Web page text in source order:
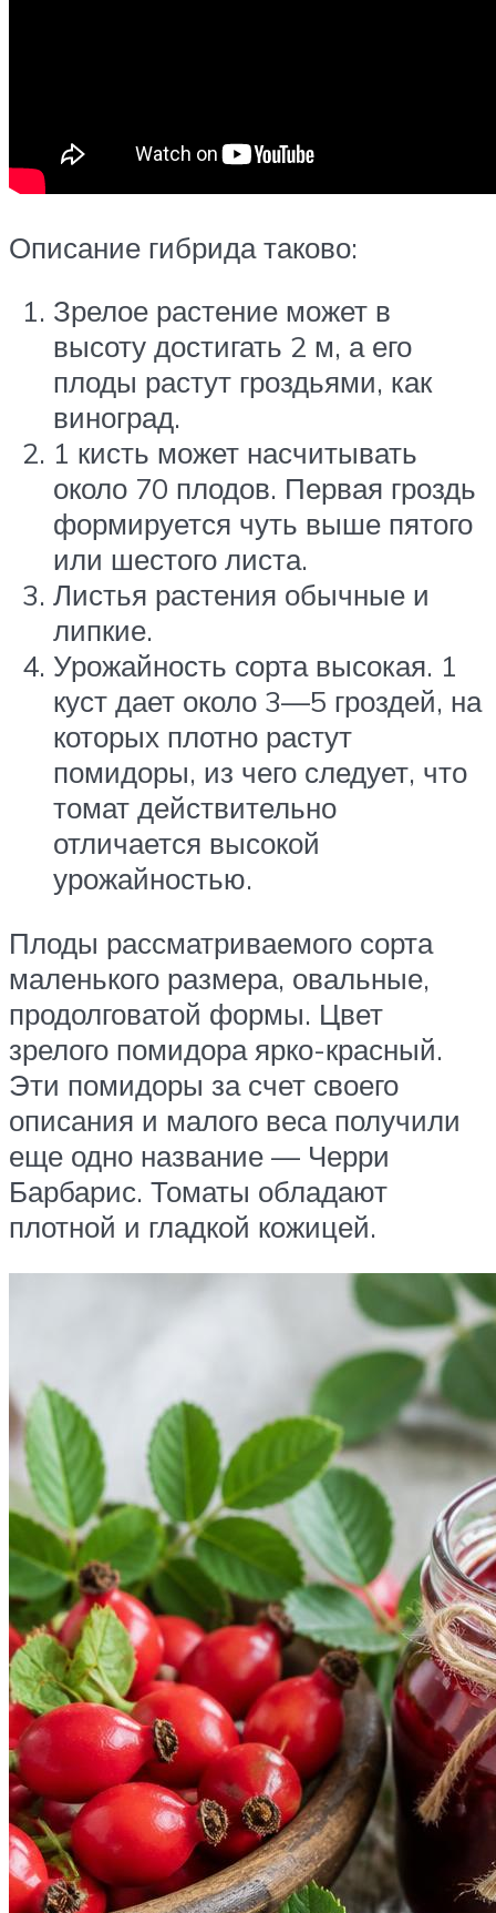
Описание гибрида таково:
Зрелое растение может в
высоту достигать 2 м, а его
плоды растут гроздьями, как
виноград.
1 кисть может насчитывать
около 70 плодов. Первая гроздь
формируется чуть выше пятого
или шестого листа.
Листья растения обычные и
липкие.
Урожайность сорта высокая. 1
куст дает около 3—5 гроздей, на
которых плотно растут
помидоры, из чего следует, что
томат действительно
отличается высокой
урожайностью.
Плоды рассматриваемого сорта
маленького размера, овальные,
продолговатой формы. Цвет
зрелого помидора ярко-красный.
Эти помидоры за счет своего
описания и малого веса получили
еще одно название — Черри
Барбарис. Томаты обладают
плотной и гладкой кожицей.